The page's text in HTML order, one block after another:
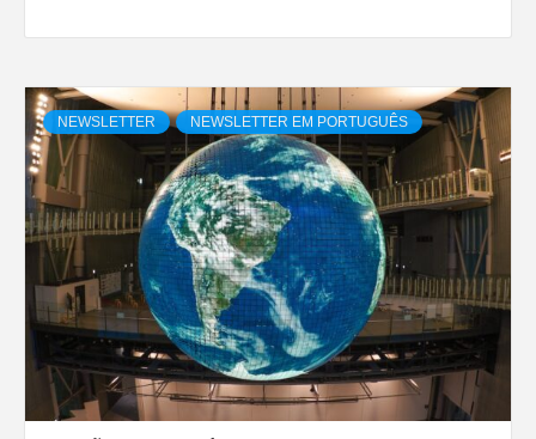
NEWSLETTER NEWSLETTER EM PORTUGUÊS